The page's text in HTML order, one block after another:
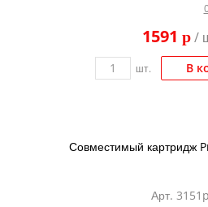
1591 p/
шт. В
Совместимый картридж
Арт.